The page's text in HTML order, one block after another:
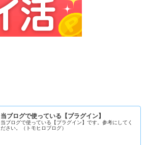
当ブログで使っている【プラグイン】
当ブログで使っている【プラグイン】です。参考にしてく
ださい。（トモヒロブログ）